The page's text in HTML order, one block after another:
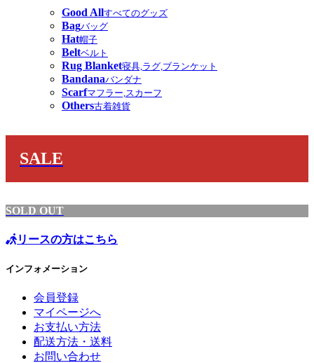
Good Allすべてのグッズ
Bagバッグ
Hat帽子
Beltベルト
Rug Blanket寝具,ラグ,ブランケット
Bandanaバンダナ
Scarfマフラー,スカーフ
Others古着雑貨
SALE
SOLD OUT
リースの方はこちら
インフォメーション
会員登録
マイページへ
お支払い方法
配送方法・送料
お問い合わせ